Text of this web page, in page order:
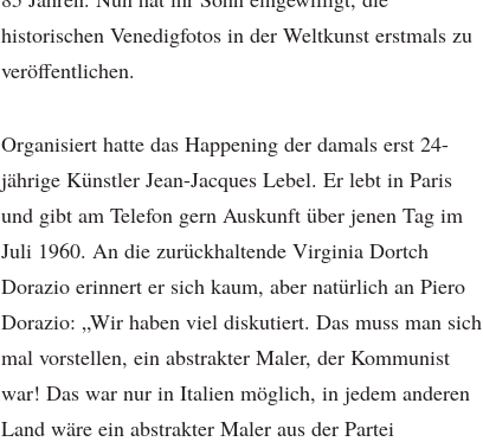
historischen Venedigfotos in der Weltkunst erstmals zu
veröffentlichen.
Organisiert hatte das Happening der damals erst 24-
jährige Künstler Jean-Jacques Lebel. Er lebt in Paris
und gibt am Telefon gern Auskunft über jenen Tag im
Juli 1960. An die zurückhaltende Virginia Dortch
Dorazio erinnert er sich kaum, aber natürlich an Piero
Dorazio: „Wir haben viel diskutiert. Das muss man sich
mal vorstellen, ein abstrakter Maler, der Kommunist
war! Das war nur in Italien möglich, in jedem anderen
Land wäre ein abstrakter Maler aus der Partei